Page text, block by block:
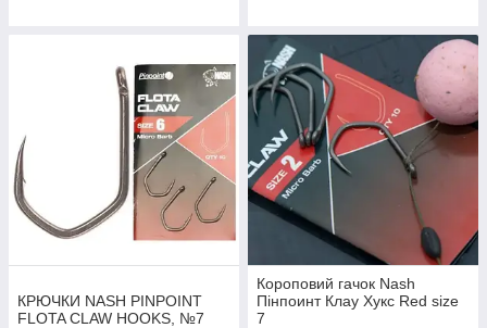
КРЮЧКИ NASH PINPOINT
FLOTA CLAW HOOKS, №7
Короповий гачок Nash
Пінпоинт Клау Хукс Red size
7